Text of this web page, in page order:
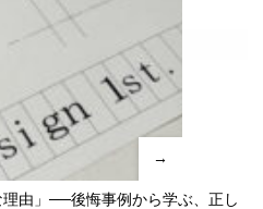
→
理由」──後悔事例から学ぶ、正し